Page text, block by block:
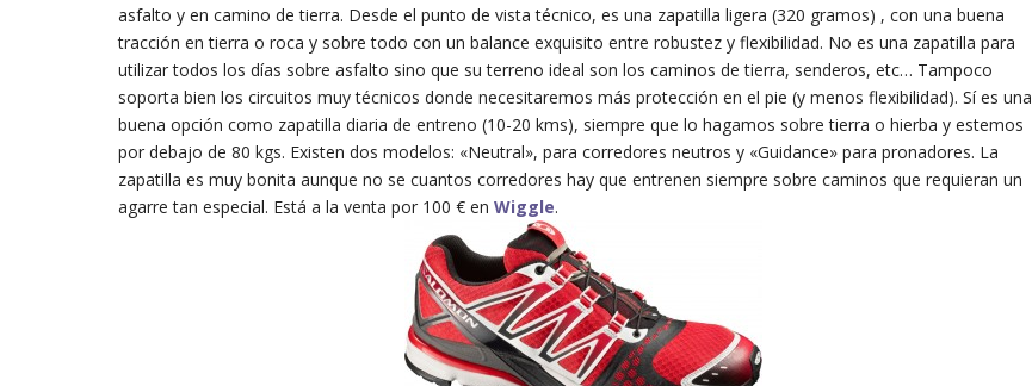
asfalto y en camino de tierra. Desde el punto de vista técnico, es una zapatilla ligera (320 gramos) , con una buena
tracción en tierra o roca y sobre todo con un balance exquisito entre robustez y flexibilidad. No es una zapatilla para
utilizar todos los días sobre asfalto sino que su terreno ideal son los caminos de tierra, senderos, etc… Tampoco
soporta bien los circuitos muy técnicos donde necesitaremos más protección en el pie (y menos flexibilidad). Sí es una
buena opción como zapatilla diaria de entreno (10-20 kms), siempre que lo hagamos sobre tierra o hierba y estemos
por debajo de 80 kgs. Existen dos modelos: «Neutral», para corredores neutros y «Guidance» para pronadores. La
zapatilla es muy bonita aunque no se cuantos corredores hay que entrenen siempre sobre caminos que requieran un
agarre tan especial. Está a la venta por 100 € en Wiggle.